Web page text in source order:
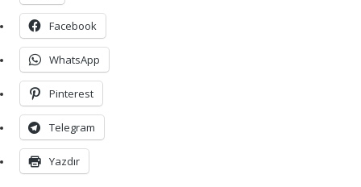
Facebook
WhatsApp
Pinterest
Telegram
Yazdır